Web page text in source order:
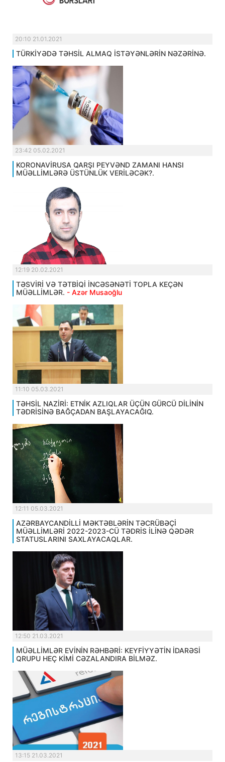
20:10 21.01.2021
TÜRKİYƏDƏ TƏHSİL ALMAQ İSTƏYƏNLƏRİN NƏZƏRİNƏ.
23:42 05.02.2021
KORONAVİRUSA QARŞI PEYVƏND ZAMANI HANSI
MÜƏLLİMLƏRƏ ÜSTÜNLÜK VERİLƏCƏK?.
12:19 20.02.2021
TƏSVİRİ VƏ TƏTBİQİ İNCƏSƏNƏTİ TOPLA KEÇƏN
MÜƏLLİMLƏR. - Azər Musaoğlu
11:10 05.03.2021
TƏHSİL NAZİRİ: ETNİK AZLIQLAR ÜÇÜN GÜRCÜ DİLİNİN
TƏDRİSİNƏ BAĞÇADAN BAŞLAYACAĞIQ.
12:11 05.03.2021
AZƏRBAYCANDİLLİ MƏKTƏBLƏRİN TƏCRÜBƏÇİ
MÜƏLLİMLƏRİ 2022-2023-CÜ TƏDRİS İLİNƏ QƏDƏR
STATUSLARINI SAXLAYACAQLAR.
12:50 21.03.2021
MÜƏLLİMLƏR EVİNİN RƏHBƏRİ: KEYFİYYƏTİN İDARƏSİ
QRUPU HEÇ KİMİ CƏZALANDIRA BİLMƏZ.
13:15 21.03.2021